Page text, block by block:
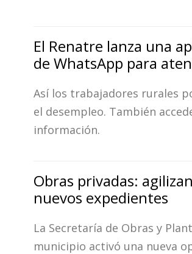
El Renatre lanza una
de WhatsApp para
Así los trabajadores rurales
el desempleo. También
información.
Obras privadas:
nuevos expedientes
La Secretaría de Obras y
municipio activó una nueva